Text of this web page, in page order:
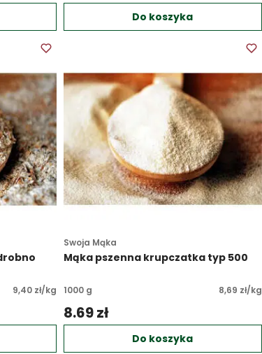
Do koszyka
9,40 zł/kg
Swoja Mąka
Mąka pszenna krupczatka typ 500
1000 g 8,69 zł/kg
8.69 zł
Do koszyka